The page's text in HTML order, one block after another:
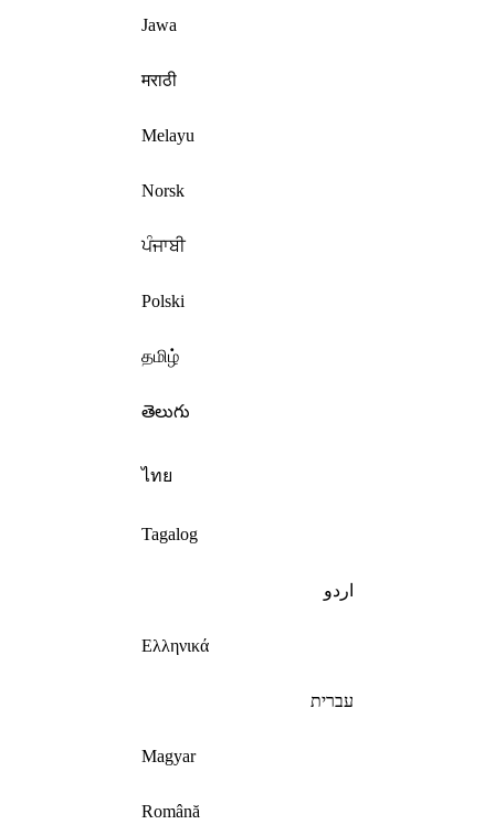
Jawa
मराठी
Melayu
Norsk
ਪੰਜਾਬੀ
Polski
தமிழ்
తెలుగు
ไทย
Tagalog
اردو
Ελληνικά
עברית
Magyar
Română